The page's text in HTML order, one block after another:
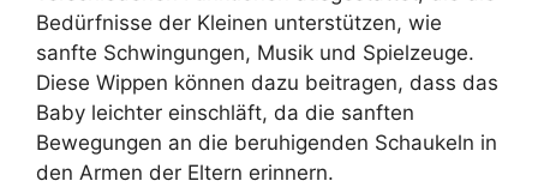
Bedürfnisse der Kleinen unterstützen, wie
sanfte Schwingungen, Musik und Spielzeuge.
Diese Wippen können dazu beitragen, dass das
Baby leichter einschläft, da die sanften
Bewegungen an die beruhigenden Schaukeln in
den Armen der Eltern erinnern.